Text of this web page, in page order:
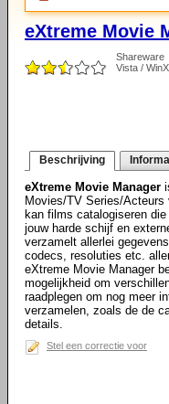
eXtreme Movie
Shareware
Vista /
Beschrijving
eXtreme Movie Manager
Movies/TV Series/Acteurs
kan films catalogiseren
jouw harde schijf en
verzamelt allerlei
codecs, resoluties etc.
eXtreme Movie Manager
mogelijkheid om
raadplegen om nog meer
verzamelen, zoals de de
details.
Stel een correctie voor